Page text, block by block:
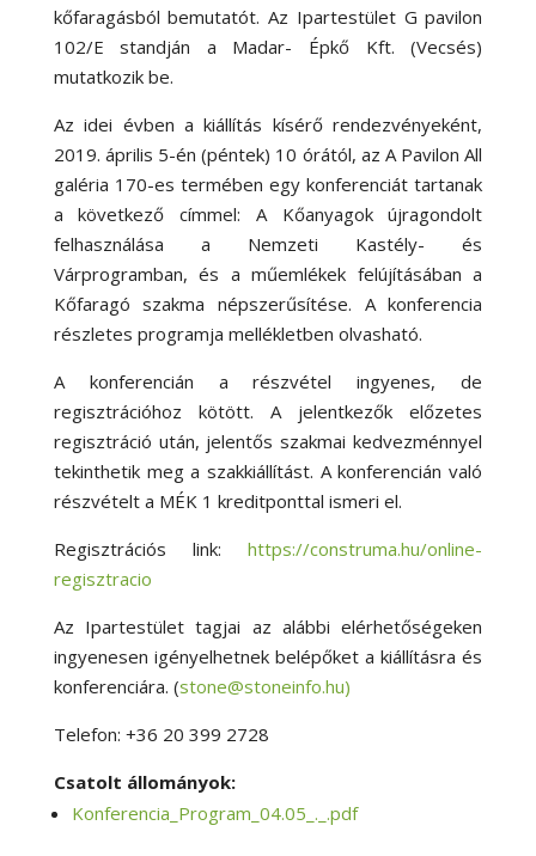
kőfaragásból bemutatót. Az Ipartestület G pavilon
102/E standján a Madar- Épkő Kft. (Vecsés)
mutatkozik be.
Az idei évben a kiállítás kísérő rendezvényeként,
2019. április 5-én (péntek) 10 órától, az A Pavilon All
galéria 170-es termében egy konferenciát tartanak
a következő címmel: A Kőanyagok újragondolt
felhasználása a Nemzeti Kastély- és
Várprogramban, és a műemlékek felújításában a
Kőfaragó szakma népszerűsítése. A konferencia
részletes programja mellékletben olvasható.
A konferencián a részvétel ingyenes, de
regisztrációhoz kötött. A jelentkezők előzetes
regisztráció után, jelentős szakmai kedvezménnyel
tekinthetik meg a szakkiállítást. A konferencián való
részvételt a MÉK 1 kreditponttal ismeri el.
Regisztrációs link:https://construma.hu/online-
regisztracio
Az Ipartestület tagjai az alábbi elérhetőségeken
ingyenesen igényelhetnek belépőket a kiállításra és
konferenciára. (stone@stoneinfo.hu)
Telefon: +36 20 399 2728
Csatolt állományok:
Konferencia_Program_04.05_._.pdf